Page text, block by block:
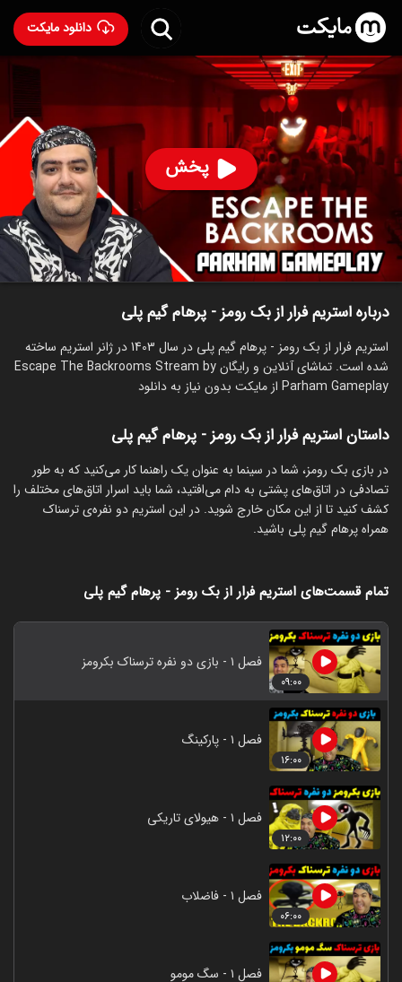
دانلود مایکت
پخش
استریم فرار از بک رومز - پرهام گیم پلیساخت 1403
۴۱۲ 95% پرهام گیم پلی
ساخت ایران سال 1403
رده سنی ۱۳+
استریم
توضیحات قسمت‌ها سریال‌های مشابه
درباره استریم فرار از بک رومز - پرهام گیم پلی
استریم فرار از بک رومز - پرهام گیم پلی در سال 1403 در ژانر استریم ساخته
شده است. تماشای آنلاین و رایگان Escape The Backrooms Stream by
Parham Gameplay از مایکت بدون نیاز به دانلود
داستان استریم فرار از بک رومز - پرهام گیم پلی
‏در بازی بک‌ رومز، شما در سینما به عنوان یک راهنما کار می‌کنید که به طور
تصادفی در اتاق‌های پشتی به دام می‌افتید، شما باید اسرار اتاق‌های مختلف را
کشف کنید تا از این مکان خارج شوید. در این استریم دو نفره‌ی ترسناک
همراه پرهام گیم پلی باشید.
تمام قسمت‌های استریم فرار از بک رومز - پرهام گیم پلی
۰۹:۰۰
فصل ۱ - بازی دو نفره ترسناک بکرومز
۱۶:۰۰
فصل ۱ - پارکینگ
۱۲:۰۰
فصل ۱ - هیولای تاریکی
۰۶:۰۰
فصل ۱ - فاضلاب
فصل ۱ - سگ مومو